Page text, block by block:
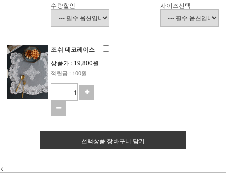
수량할인 사이즈선택
조쉬 데코레이스
상품가 : 19,800원
적립금 : 100원
선택상품 장바구니 담기
<